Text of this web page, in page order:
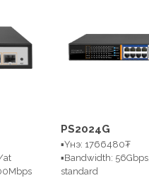
at
PS2024G
▪Үнэ: 1766480₮
▪Bandwidth:
standard